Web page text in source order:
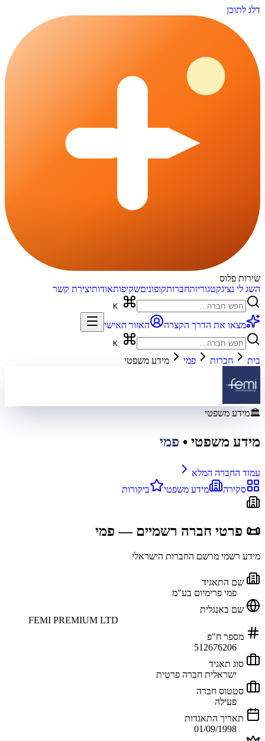
דלג לתוכן
שירות פלוס
השג לי נציגקטגוריותחברותקופוניםשקיפותאודותיצירת קשר
מצאו את הדרך הקצרה האזור האישי
בית חברות פמי מידע משפטי
🏛️מידע משפטי
מידע משפטי • פמי
עמוד החברה המלא
סקירה
מידע משפטי ביקורות
📜 פרטי חברה רשמיים — פמי
מידע רשמי מרשם החברות הישראלי
שם התאגיד
פמי פרימיום בע"מ
שם באנגלית
FEMI PREMIUM LTD
מספר ח"פ
512676206
סוג תאגיד
ישראלית חברה פרטית
סטטוס חברה
פעילה
תאריך התאגדות
01/09/1998